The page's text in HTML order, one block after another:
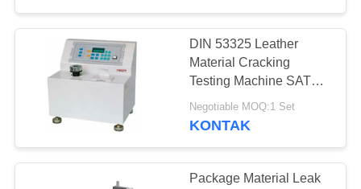
Oven Pengeringan
Udara Panas
27
DIN 53325 Leather
Material Cracking
Testing Machine SATRA
TM24
Negotiable MOQ:1 Set
KONTAK
Package Material Leak